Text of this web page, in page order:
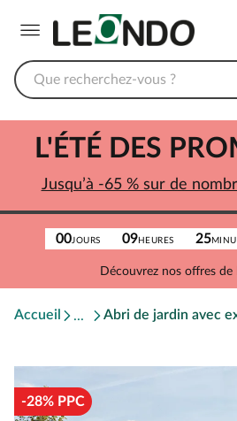
00JOURS 09HEURES 25
Découvrez nos offres de
L'ÉTÉ DES
Jusqu’à -65 % sur de
Accueil Abri de jardin avec
-28% PPC